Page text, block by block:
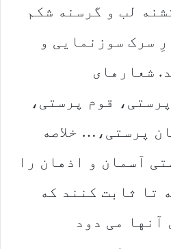
لب و گرسنه شکم
سرک سوزنمایی و
شعارهای
قوم پرستی،
پرستی،… خلاصه
آسمان و اذهان را
تا ثابت کنند که
آنها می دود